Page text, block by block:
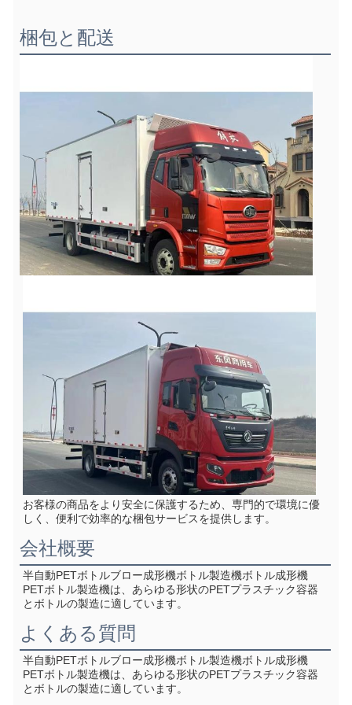
梱包と配送
お客様の商品をより安全に保護するため、専門的で環境に優
しく、便利で効率的な梱包サービスを提供します。
会社概要
半自動PETボトルブロー成形機ボトル製造機ボトル成形機
PETボトル製造機は、あらゆる形状のPETプラスチック容器
とボトルの製造に適しています。
よくある質問
半自動PETボトルブロー成形機ボトル製造機ボトル成形機
PETボトル製造機は、あらゆる形状のPETプラスチック容器
とボトルの製造に適しています。